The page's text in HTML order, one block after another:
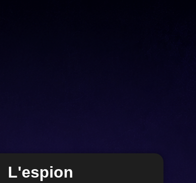
L'espion